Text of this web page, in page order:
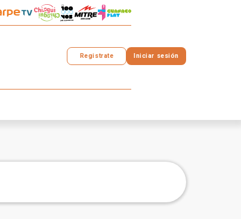
Registrate Iniciar sesión